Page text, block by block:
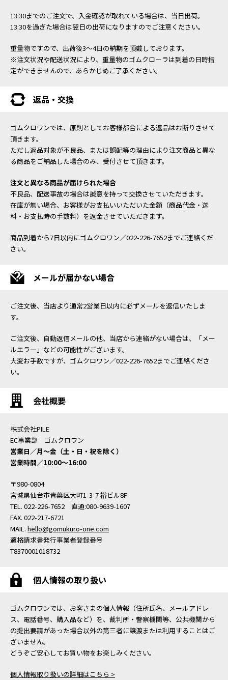
13:30までのご注文で、入金確認が取れている場合は、当日出荷。
13:30を過ぎた場合は翌日の出荷になりますのでご注意ください。
重量物ですので、出荷後3～4日の納期を頂戴しております。
※注文状況や配送状況により、重量物のゴムクローラは到着の日時指
定ができませんので、あらかじめご了承ください。
返品・交換
ゴムクロワンでは、原則としてお客様都合による返品はお断りさせて
頂きます。
ただし返品対象が不良品、または誤配等の理由により注文商品と異な
る商品をご納品した場合のみ、受付させて頂きます。
注文と異なる商品が届けられた場合
不良品、配送事故の場合は誠意を持って交換させていただきます。
在庫が無い場合、お客様がお支払いいただいた金額（商品代金・送
料・お支払時の手数料）を返金させていただきます。
商品到着から7日以内にゴムクロワン／022-226-7652までご連絡くだ
さい。
メールが届かない場合
ご注文後、当店より通常2営業日以内に必ずメールを返信いたしま
す。
ご注文後、自動返信メールの他、当店から連絡がない場合は、「メー
ルエラー」などの可能性がございます。
大変お手数ですが、ゴムクロワン／022-226-7652までご連絡くださ
い。
会社概要
株式会社PILE
EC事業部 ゴムクロワン
営業日／月〜金（土・日・祝を除く）
営業時間／10:00〜16:00
〒980-0804
宮城県仙台市青葉区大町1-3-7 裕ビル8F
TEL. 022-226-7652 直通:080-9639-1607
FAX. 022-217-6721
MAIL. hello@gomukuro-one.com
適格請求書発行事業者登録番号
T8370001018732
個人情報の取り扱い
ゴムクロワンでは、お客さまの個人情報（住所氏名、メールアドレ
ス、電話番号、購入品など）を、裁判所・警察機関等、公共機関から
の提出要請があった場合以外の第三者に譲渡または利用することはご
ざいません。
どうぞご安心してお買い物をお楽しみください。
個人情報取り扱いの詳細はこちら >